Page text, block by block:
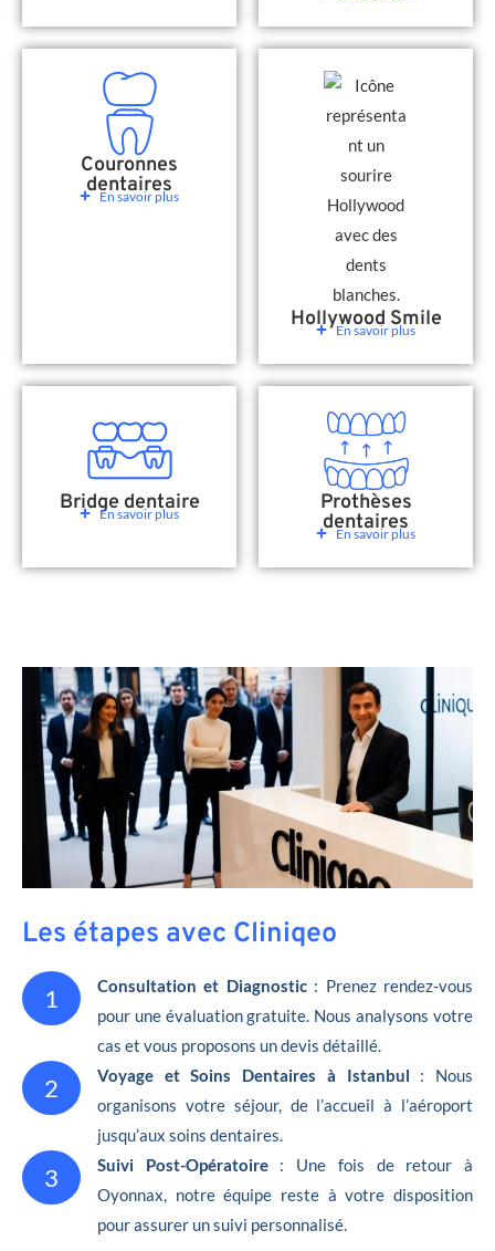
Couronnes
dentaires
En savoir plus
Hollywood Smile
En savoir plus
Bridge dentaire
En savoir plus Prothèses
dentaires
En savoir plus
Les étapes avec Cliniqeo
1 Consultation et Diagnostic: Prenez rendez-vous
pour une évaluation gratuite. Nous analysons votre
cas et vous proposons un devis détaillé.
2 Voyage et Soins Dentaires à Istanbul : Nous
organisons votre séjour, de l’accueil à l’aéroport
jusqu’aux soins dentaires.
3 Suivi Post-Opératoire : Une fois de retour à
Oyonnax, notre équipe reste à votre disposition
pour assurer un suivi personnalisé.